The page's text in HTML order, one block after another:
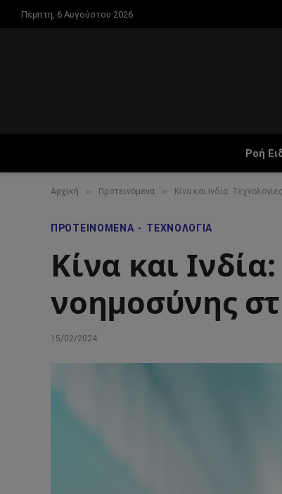
Πέμπτη, 6 Αυγούστου 2026
Ροή
Αρχική » Προτεινόμενα » Κίνα και Ινδία:
ΠΡΟΤΕΙΝΌΜΕΝΑ ΤΕΧΝΟΛΟΓΊΑ
Κίνα και
νοημοσύνης
15/02/2024